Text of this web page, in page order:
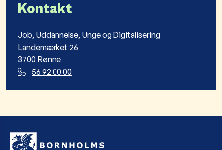
Kontakt
Job, Uddannelse, Unge og Digitalisering
Landemærket 26
3700 Rønne
56 92 00 00